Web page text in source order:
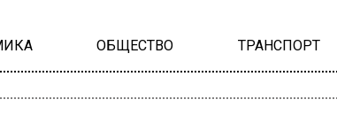
ОБЩЕСТВО ТРАНСПОРТ